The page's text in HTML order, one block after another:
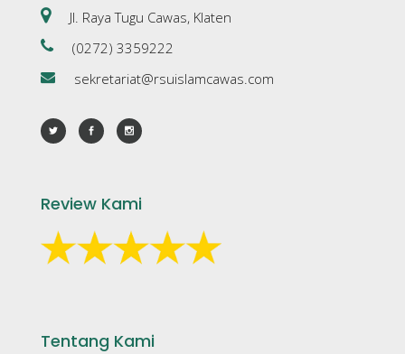
Jl. Raya Tugu Cawas, Klaten
(0272) 3359222
sekretariat@rsuislamcawas.com
Review Kami
Tentang Kami